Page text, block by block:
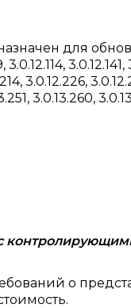
для
3.0.12.141,
3.0.12.226,
3.0.13.260,
о